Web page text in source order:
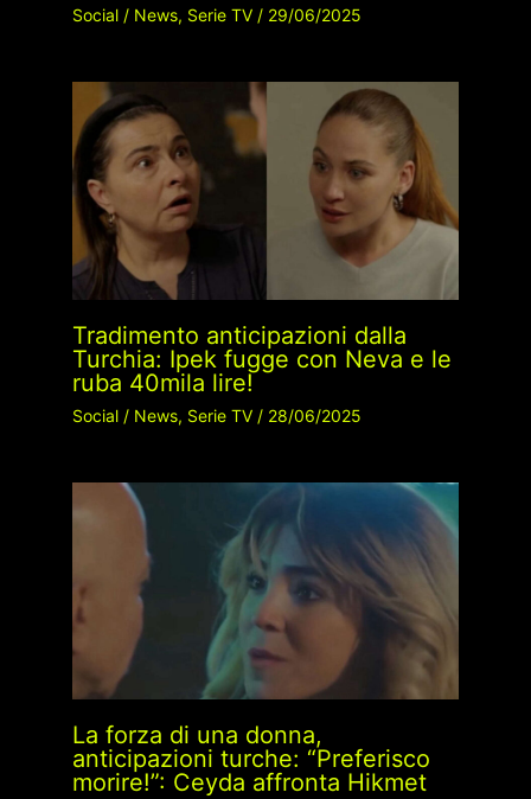
Social/ News, Serie TV/ 29/06/2025
Tradimento anticipazioni dalla
Turchia: Ipek fugge con Neva e le
ruba 40mila lire!
Social/ News, Serie TV/ 28/06/2025
La forza di una donna,
anticipazioni turche: “Preferisco
morire!”: Ceyda affronta Hikmet